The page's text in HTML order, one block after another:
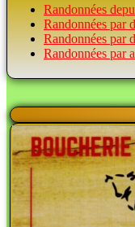
Randonnées
Randonnées par
Randonnées par
Randonnées par